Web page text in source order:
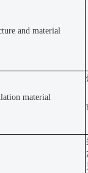
and material
material